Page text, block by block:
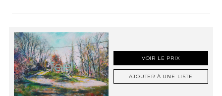
VOIR LE PRIX
AJOUTER À UNE LISTE